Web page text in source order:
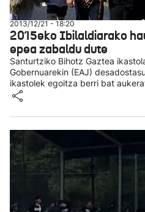
2013/12/21 - 18:20
2015eko Ibilaldiarako
epea zabaldu dute
Santurtziko Bihotz Gaztea
Gobernuarekin (EAJ)
ikastolek egoitza berri bat